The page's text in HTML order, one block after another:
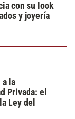
con su look
y joyería
a la
Privada: el
Ley del